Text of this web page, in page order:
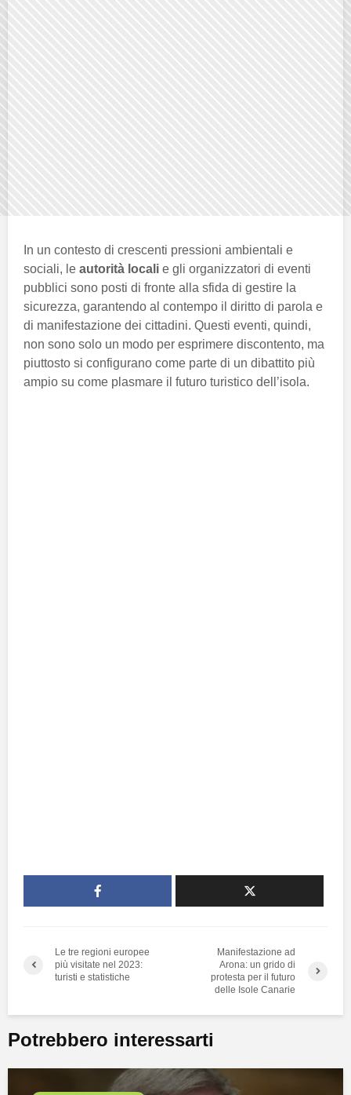
In un contesto di crescenti pressioni ambientali e
sociali, le autorità locali e gli organizzatori di eventi
pubblici sono posti di fronte alla sfida di gestire la
sicurezza, garantendo al contempo il diritto di parola e
di manifestazione dei cittadini. Questi eventi, quindi,
non sono solo un modo per esprimere discontento, ma
piuttosto si configurano come parte di un dibattito più
ampio su come plasmare il futuro turistico dell’isola.
Le tre regioni europee
più visitate nel 2023:
turisti e statistiche
Manifestazione ad
Arona: un grido di
protesta per il futuro
delle Isole Canarie
Potrebbero interessarti